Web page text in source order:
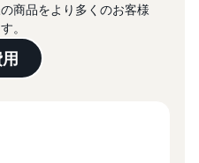
商品をより多くのお客様
。